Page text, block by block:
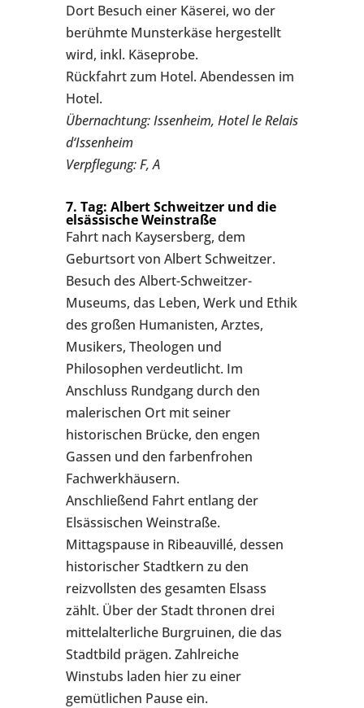
Dort Besuch einer Käserei, wo der
berühmte Munsterkäse hergestellt
wird, inkl. Käseprobe.
Rückfahrt zum Hotel. Abendessen im
Hotel.
Übernachtung: Issenheim, Hotel le Relais
d‘Issenheim
Verpflegung: F, A
7. Tag: Albert Schweitzer und die
elsässische Weinstraße
Fahrt nach Kaysersberg, dem
Geburtsort von Albert Schweitzer.
Besuch des Albert-Schweitzer-
Museums, das Leben, Werk und Ethik
des großen Humanisten, Arztes,
Musikers, Theologen und
Philosophen verdeutlicht. Im
Anschluss Rundgang durch den
malerischen Ort mit seiner
historischen Brücke, den engen
Gassen und den farbenfrohen
Fachwerkhäusern.
Anschließend Fahrt entlang der
Elsässischen Weinstraße.
Mittagspause in Ribeauvillé, dessen
historischer Stadtkern zu den
reizvollsten des gesamten Elsass
zählt. Über der Stadt thronen drei
mittelalterliche Burgruinen, die das
Stadtbild prägen. Zahlreiche
Winstubs laden hier zu einer
gemütlichen Pause ein.